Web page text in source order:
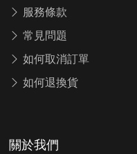
服務條款
常見問題
如何取消訂單
如何退換貨
關於我們